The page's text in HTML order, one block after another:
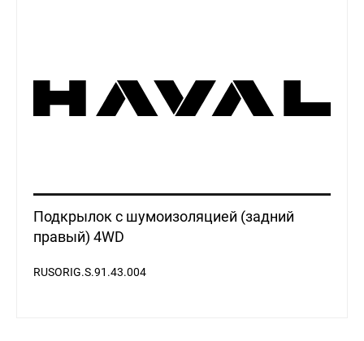
Подкрылок с шумоизоляцией (задний
правый) 4WD
RUSORIG.S.91.43.004